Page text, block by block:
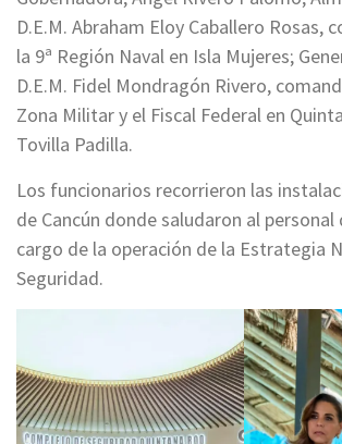
D.E.M. Abraham Eloy Caballero Rosas,
la 9ª Región Naval en Isla Mujeres;
D.E.M. Fidel Mondragón Rivero,
Zona Militar y el Fiscal Federal en
Tovilla Padilla.
Los funcionarios recorrieron las
de Cancún donde saludaron al personal
cargo de la operación de la Estrategia
Seguridad.